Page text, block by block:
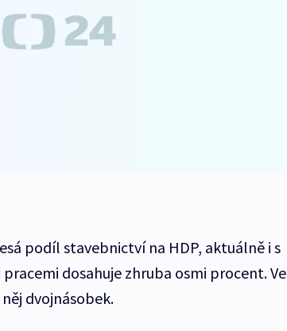
podíl stavebnictví na HDP, aktuálně i s
dosahuje zhruba osmi procent. Ve
dvojnásobek.